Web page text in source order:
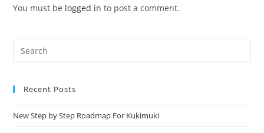
You must be logged in to post a comment.
Recent Posts
New Step by Step Roadmap For Kukimuki